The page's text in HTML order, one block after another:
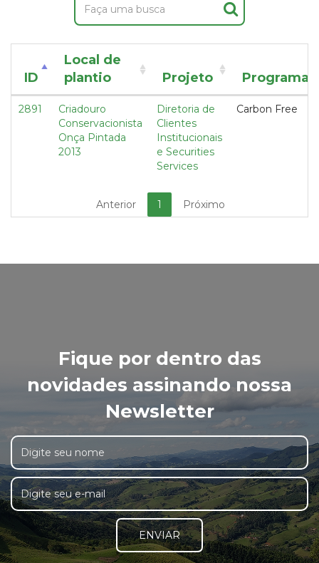
ID
Local de
plantio
Projeto Programa
2891
Criadouro
Conservacionista
Onça Pintada
2013
Diretoria de
Clientes
Institucionais
e Securities
Services
Carbon Free
Anterior 1 Próximo
Fique por dentro das
novidades assinando nossa
Newsletter
ENVIAR